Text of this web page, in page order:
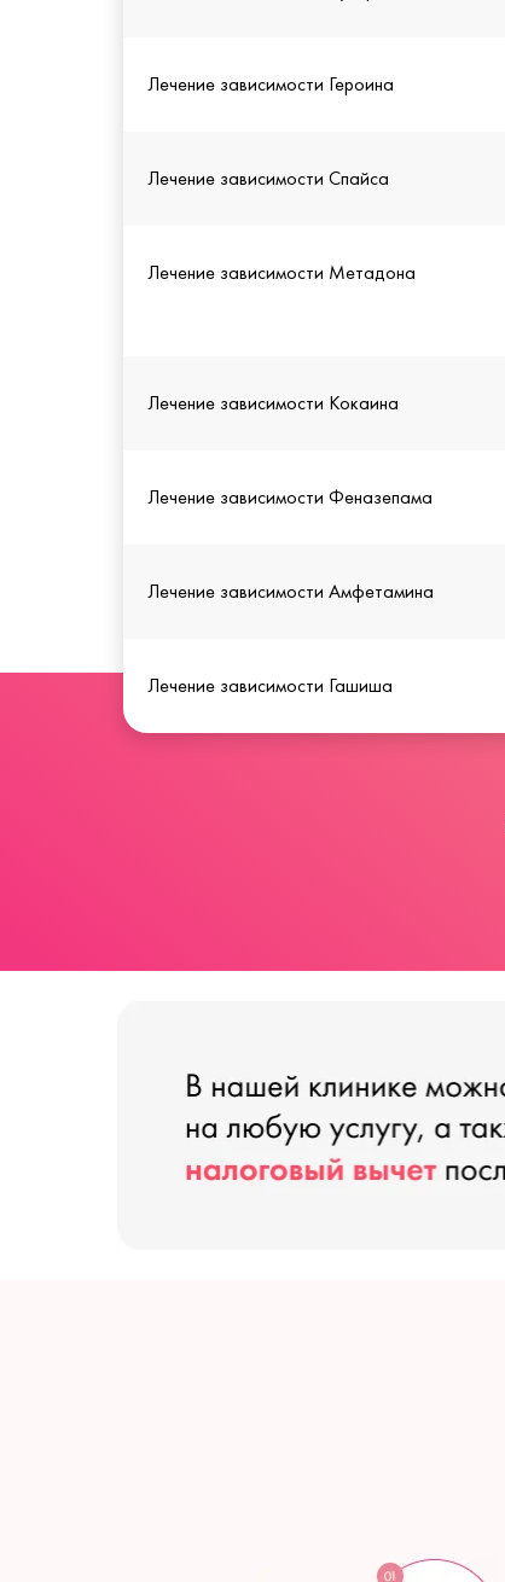
Лечение зависимости Героина
Лечение зависимости Спайса
Лечение зависимости Метадона
Лечение зависимости Кокаина
Лечение зависимости Феназепама
Лечение зависимости Амфетамина
Лечение зависимости Гашиша